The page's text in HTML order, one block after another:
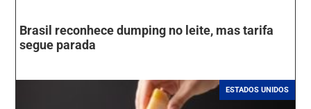
Brasil reconhece dumping no leite, mas tarifa
segue parada
ESTADOS UNIDOS